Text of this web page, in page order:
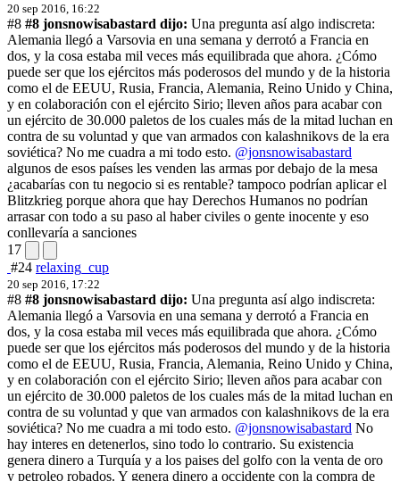
20 sep 2016, 16:22
#8 #8 jonsnowisabastard dijo: Una pregunta así algo indiscreta:
Alemania llegó a Varsovia en una semana y derrotó a Francia en
dos, y la cosa estaba mil veces más equilibrada que ahora. ¿Cómo
puede ser que los ejércitos más poderosos del mundo y de la historia
como el de EEUU, Rusia, Francia, Alemania, Reino Unido y China,
y en colaboración con el ejército Sirio; lleven años para acabar con
un ejército de 30.000 paletos de los cuales más de la mitad luchan en
contra de su voluntad y que van armados con kalashnikovs de la era
soviética? No me cuadra a mi todo esto. @jonsnowisabastard
algunos de esos países les venden las armas por debajo de la mesa
¿acabarías con tu negocio si es rentable? tampoco podrían aplicar el
Blitzkrieg porque ahora que hay Derechos Humanos no podrían
arrasar con todo a su paso al haber civiles o gente inocente y eso
conllevaría a sanciones
17
#24 relaxing_cup
20 sep 2016, 17:22
#8 #8 jonsnowisabastard dijo: Una pregunta así algo indiscreta:
Alemania llegó a Varsovia en una semana y derrotó a Francia en
dos, y la cosa estaba mil veces más equilibrada que ahora. ¿Cómo
puede ser que los ejércitos más poderosos del mundo y de la historia
como el de EEUU, Rusia, Francia, Alemania, Reino Unido y China,
y en colaboración con el ejército Sirio; lleven años para acabar con
un ejército de 30.000 paletos de los cuales más de la mitad luchan en
contra de su voluntad y que van armados con kalashnikovs de la era
soviética? No me cuadra a mi todo esto. @jonsnowisabastard No
hay interes en detenerlos, sino todo lo contrario. Su existencia
genera dinero a Turquía y a los paises del golfo con la venta de oro
y petroleo robados. Y genera dinero a occidente con la compra de